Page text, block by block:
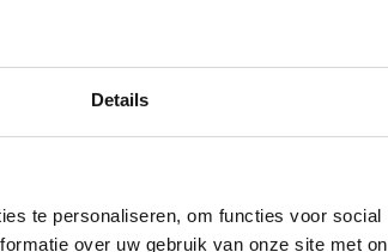
Details
te personaliseren, om functies voor
over uw gebruik van onze site met
iets fout gegaan
opnieuw of ga terug naar de homepagina.
Home